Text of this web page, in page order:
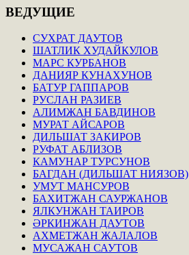
ВЕДУЩИЕ
СУХРАТ ДАУТОВ
ШАТЛИК ХУДАЙКУЛОВ
МАРС КУРБАНОВ
ДАНИЯР КУНАХУНОВ
БАТУР ГАППАРОВ
РУСЛАН РАЗИЕВ
АЛИМЖАН БАВДИНОВ
МУРАТ АЙСАРОВ
ДИЛЬШАТ ЗАКИРОВ
РУФАТ АБЛИЗОВ
КАМУНАР ТУРСУНОВ
БАГДАН (ДИЛЬШАТ НИЯЗОВ)
УМУТ МАНСУРОВ
БАХИТЖАН САУРЖАНОВ
ЯЛКУНЖАН ТАИРОВ
ӘРКИНЖАН ДАУТОВ
АХМЕТЖАН ЖАЛАЛОВ
МУСАЖАН САУТОВ